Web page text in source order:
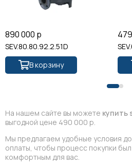
890 000 р
SEV.80.80.92.2.51D
В корзину
На нашем сайте вы можете купить
выгодной цене 490 000 р.
Мы предлагаем удобные условия
оплаты, чтобы процесс покупки
комфортным для вас.